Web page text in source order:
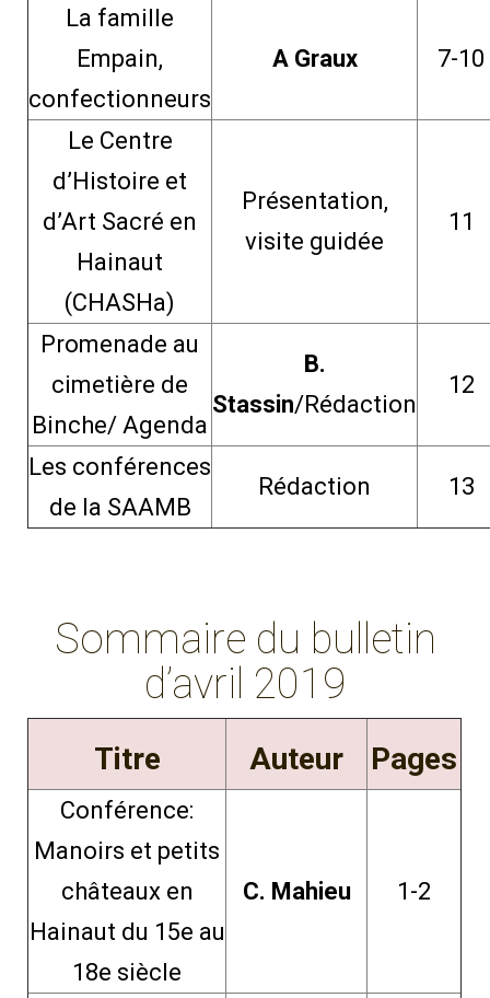
La famille
Empain,
confectionneurs
A Graux 7-10
Le Centre
d’Histoire et
d’Art Sacré en
Hainaut
(CHASHa)
Présentation,
visite guidée
11
Promenade au
cimetière de
Binche/ Agenda
B.
Stassin/Rédaction
12
Les conférences
de la SAAMB
Rédaction 13
Sommaire du bulletin
d’avril 2019
Titre Auteur Pages
Conférence:
Manoirs et petits
châteaux en
Hainaut du 15e au
18e siècle
C. Mahieu 1-2